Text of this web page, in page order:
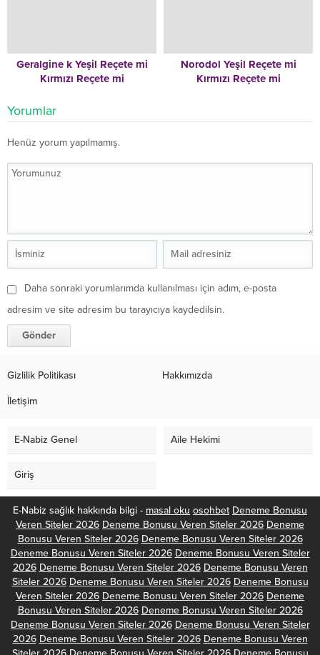
Geralgine k Yeşil Reçete mi
Kırmızı Reçete mi
Norodol Yeşil Reçete mi
Kırmızı Reçete mi
Yorumlar
Henüz yorum yapılmamış.
Daha sonraki yorumlarımda kullanılması için adım, e-posta
adresim ve site adresim bu tarayıcıya kaydedilsin.
Gizlilik Politikası Hakkımızda
İletişim
E-Nabiz Genel Aile Hekimi
Giriş
E-Nabiz sağlık hakkında bilgi - masal oku osohbet Deneme Bonusu
Veren Siteler 2026 Deneme Bonusu Veren Siteler 2026 Deneme
Bonusu Veren Siteler 2026 Deneme Bonusu Veren Siteler 2026
Deneme Bonusu Veren Siteler 2026 Deneme Bonusu Veren Siteler
2026 Deneme Bonusu Veren Siteler 2026 Deneme Bonusu Veren
Siteler 2026 Deneme Bonusu Veren Siteler 2026 Deneme Bonusu
Veren Siteler 2026 Deneme Bonusu Veren Siteler 2026 Deneme
Bonusu Veren Siteler 2026 Deneme Bonusu Veren Siteler 2026
Deneme Bonusu Veren Siteler 2026 Deneme Bonusu Veren Siteler
2026 Deneme Bonusu Veren Siteler 2026 Deneme Bonusu Veren